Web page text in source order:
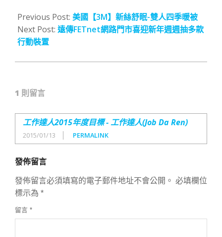
01-
07
Previous Post: 美國【3M】新絲舒眠-雙人四季暖被
Next Post: 遠傳FETnet網路門市喜迎新年週週抽多款
行動裝置
1 則留言
工作達人2015年度目標 - 工作達人(Job Da Ren)
2015/01/13 PERMALINK
發佈留言
發佈留言必須填寫的電子郵件地址不會公開。 必填欄位
標示為 *
留言 *